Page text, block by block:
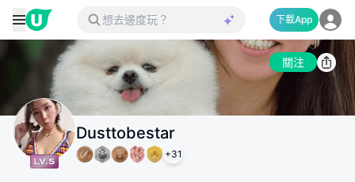
下載App
關注
Dusttobestar
+31